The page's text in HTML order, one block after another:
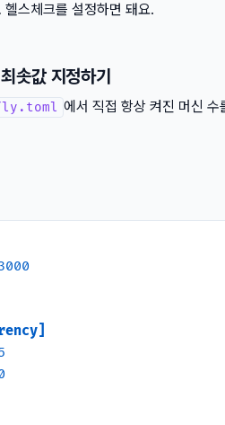
스체크를 설정하면 돼요.
솟값 지정하기
에서 직접 항상 켜진 머신 수